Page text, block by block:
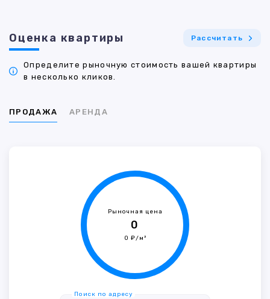
Оценка квартиры Рассчитать
Определите рыночную стоимость вашей квартиры
в несколько кликов.
ПРОДАЖА АРЕНДА
Рыночная цена
0
0 ₽/м²
Поиск по адресу